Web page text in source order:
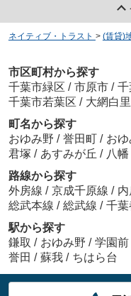
ネイティブ・トラスト > (賃貸)
市区町村から探す
千葉市緑区 / 市原市 / 千
千葉市若葉区 / 大網白
町名から探す
おゆみ野 / 誉田町 / お
君塚 / あすみが丘 / 八幡
路線から探す
外房線 / 京成千原線 /
総武本線 / 総武線 / 千
駅から探す
鎌取 / おゆみ野 / 学園前
誉田 / 蘇我 / ちはら台